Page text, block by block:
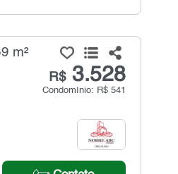
m²
R$3.528
Condomínio: R$ 541